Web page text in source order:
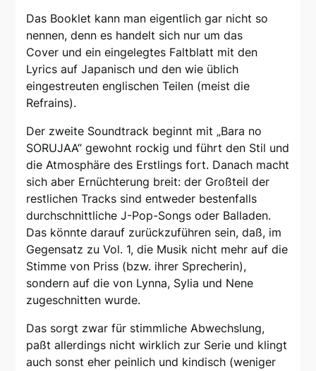
Das Booklet kann man eigentlich gar nicht so
nennen, denn es handelt sich nur um das
Cover und ein eingelegtes Faltblatt mit den
Lyrics auf Japanisch und den wie üblich
eingestreuten englischen Teilen (meist die
Refrains).
Der zweite Soundtrack beginnt mit „Bara no
SORUJAA“ gewohnt rockig und führt den Stil und
die Atmosphäre des Erstlings fort. Danach macht
sich aber Ernüchterung breit: der Großteil der
restlichen Tracks sind entweder bestenfalls
durchschnittliche J-Pop-Songs oder Balladen.
Das könnte darauf zurückzuführen sein, daß, im
Gegensatz zu Vol. 1, die Musik nicht mehr auf die
Stimme von Priss (bzw. ihrer Sprecherin),
sondern auf die von Lynna, Sylia und Nene
zugeschnitten wurde.
Das sorgt zwar für stimmliche Abwechslung,
paßt allerdings nicht wirklich zur Serie und klingt
auch sonst eher peinlich und kindisch (weniger